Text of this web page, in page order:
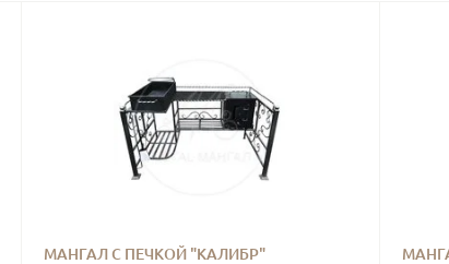
МАНГАЛ С ПЕЧКОЙ "КАЛИБР"